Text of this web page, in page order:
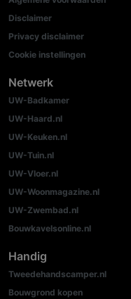
Disclaimer
Privacy disclaimer
Cookie instellingen
Netwerk
UW-Badkamer
UW-Haard.nl
UW-Keuken.nl
UW-Tuin.nl
UW-Vloer.nl
UW-Woonmagazine.nl
UW-Zwembad.nl
Bouwkavelsonline.nl
Handig
Tweedehandscamper.nl
Bouwgrond kopen